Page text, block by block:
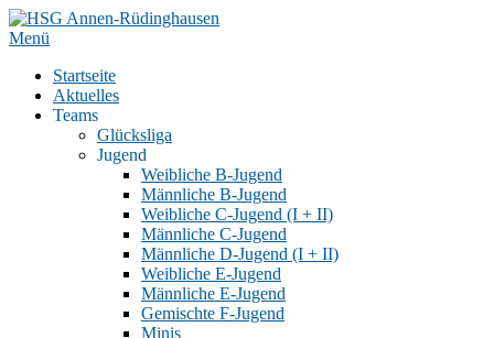
Zum
Inhalt
Menü
Startseite
Aktuelles
Teams
Glücksliga
Jugend
Weibliche B-Jugend
Männliche B-Jugend
Weibliche C-Jugend (I + II)
Männliche C-Jugend
Männliche D-Jugend (I + II)
Weibliche E-Jugend
Männliche E-Jugend
Gemischte F-Jugend
Minis